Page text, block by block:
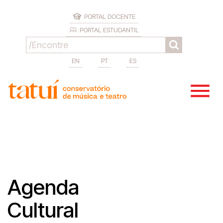
PORTAL DOCENTE
PORTAL ESTUDANTIL
EN PT ES
Agenda
Cultural